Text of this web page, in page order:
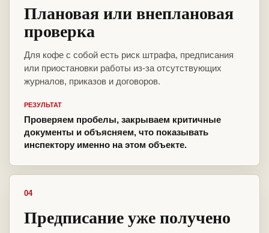
Плановая или внеплановая
проверка
Для кофе с собой есть риск штрафа, предписания
или приостановки работы из-за отсутствующих
журналов, приказов и договоров.
РЕЗУЛЬТАТ
Проверяем пробелы, закрываем критичные
документы и объясняем, что показывать
инспектору именно на этом объекте.
04
Предписание уже получено